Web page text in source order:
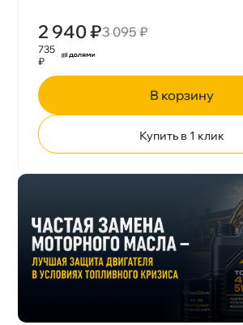
2 940 ₽3 095 ₽
735
₽
корзину
Купить в 1 клик